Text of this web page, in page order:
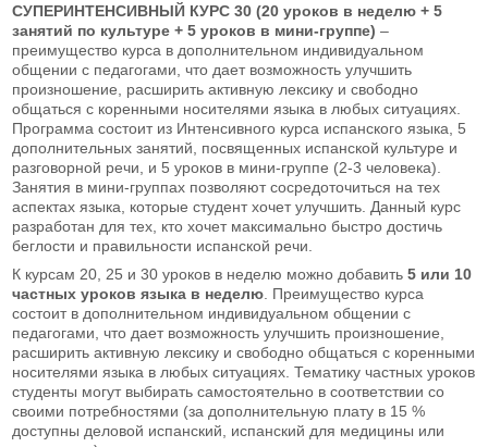
СУПЕРИНТЕНСИВНЫЙ КУРС 30 (20 уроков в неделю + 5
занятий по культуре + 5 уроков в мини-группе) –
преимущество курса в дополнительном индивидуальном
общении с педагогами, что дает возможность улучшить
произношение, расширить активную лексику и свободно
общаться с коренными носителями языка в любых ситуациях.
Программа состоит из Интенсивного курса испанского языка, 5
дополнительных занятий, посвященных испанской культуре и
разговорной речи, и 5 уроков в мини-группе (2-3 человека).
Занятия в мини-группах позволяют сосредоточиться на тех
аспектах языка, которые студент хочет улучшить. Данный курс
разработан для тех, кто хочет максимально быстро достичь
беглости и правильности испанской речи.
К курсам 20, 25 и 30 уроков в неделю можно добавить 5 или 10
частных уроков языка в неделю Преимущество курса
состоит в дополнительном индивидуальном общении с
педагогами, что дает возможность улучшить произношение,
расширить активную лексику и свободно общаться с коренными
носителями языка в любых ситуациях. Тематику частных уроков
студенты могут выбирать самостоятельно в соответствии со
своими потребностями (за дополнительную плату в 15 %
доступны деловой испанский, испанский для медицины или